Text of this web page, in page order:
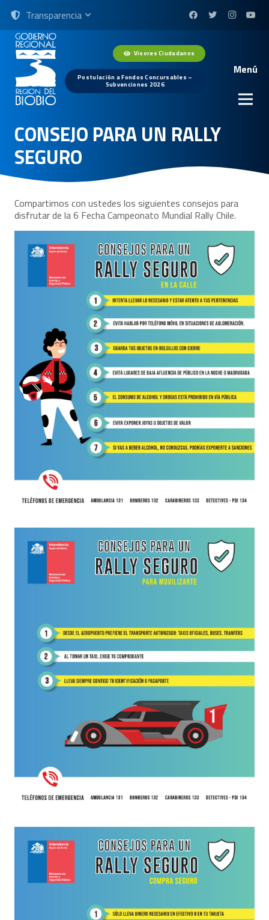
Transparencia
Visores Ciudadanos
Postulación a Fondos Concursables –
Subvenciones 2026
Menú
CONSEJO PARA UN RALLY
SEGURO
Compartimos con ustedes los siguientes consejos para
disfrutar de la 6 Fecha Campeonato Mundial Rally Chile.